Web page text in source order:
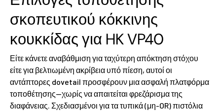
σκοπευτικού κόκκινης
κουκκίδας για HK VP40
Είτε κάνετε αναβάθμιση για ταχύτερη απόκτηση στόχου
είτε για βελτιωμένη ακρίβεια υπό πίεση, αυτοί οι
αντάπτορες dovetail προσφέρουν μια ασφαλή πλατφόρμα
τοποθέτησης—χωρίς να απαιτείται φρεζάρισμα της
διαφάνειας. Σχεδιασμένοι για τα τυπικά (μη-OR) πιστόλια